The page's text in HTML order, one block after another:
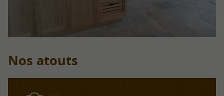
Nos atouts